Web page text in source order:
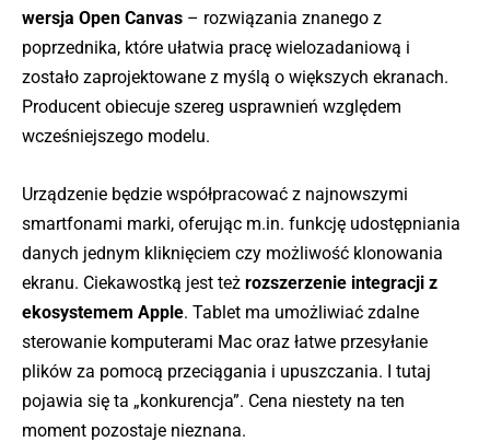
wersja Open Canvas – rozwiązania znanego z
poprzednika, które ułatwia pracę wielozadaniową i
zostało zaprojektowane z myślą o większych ekranach.
Producent obiecuje szereg usprawnień względem
wcześniejszego modelu.
Urządzenie będzie współpracować z najnowszymi
smartfonami marki, oferując m.in. funkcję udostępniania
danych jednym kliknięciem czy możliwość klonowania
ekranu. Ciekawostką jest też rozszerzenie integracji z
ekosystemem Apple. Tablet ma umożliwiać zdalne
sterowanie komputerami Mac oraz łatwe przesyłanie
plików za pomocą przeciągania i upuszczania. I tutaj
pojawia się ta „konkurencja”. Cena niestety na ten
moment pozostaje nieznana.